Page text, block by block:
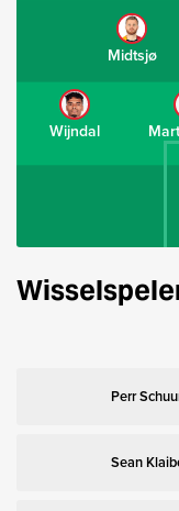
Wijndal
Midtsjø
Perr
Sean